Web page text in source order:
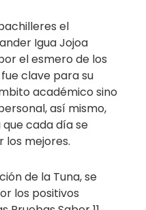
el
Igua Jojoa
el esmero de los
clave para su
académico sino
así mismo,
cada día se
los mejores.
de la Tuna, se
los positivos